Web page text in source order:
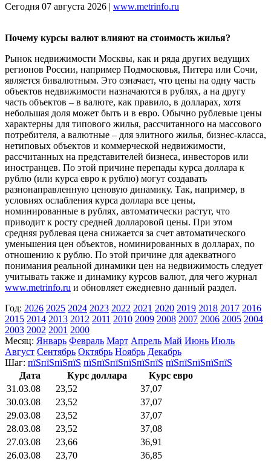
Сегодня 07 августа 2026 | www.metrinfo.ru
Почему курсы валют влияют на стоимость жилья?
Рынок недвижимости Москвы, как и ряда других ведущих
регионов России, например Подмосковья, Питера или Сочи,
является бивалютным. Это означает, что цены на одну часть
объектов недвижимости назначаются в рублях, а на другу
часть объектов – в валюте, как правило, в долларах, хотя
небольшая доля может быть и в евро. Обычно рублевые цены
характерны для типового жилья, рассчитанного на массового
потребителя, а валютные – для элитного жилья, бизнес-класса,
нетиповых объектов и коммерческой недвижимости,
рассчитанных на представителей бизнеса, инвесторов или
иностранцев. По этой причине перепады курса доллара к
рублю (или курса евро к рублю) могут создавать
разнонаправленную ценовую динамику. Так, например, в
условиях ослабления курса доллара все цены,
номинированные в рублях, автоматически растут, что
приводит к росту средней долларовой цены. При этом
средняя рублевая цена снижается за счет автоматического
уменьшения цен объектов, номинированных в долларах, по
отношению к рублю. По этой причине для адекватного
понимания реальной динамики цен на недвижимость следует
учитывать также и динамику курсов валют, для чего журнал
www.metrinfo.ru и обновляет ежедневно данный раздел.
Год: 2026 2025 2024 2023 2022 2021 2020 2019 2018 2017 2016
2015 2014 2013 2012 2011 2010 2009 2008 2007 2006 2005 2004
2003 2002 2001 2000
Месяц: Январь Февраль Март Апрель Май Июнь Июль
Август Сентябрь Октябрь Ноябрь Декабрь
Шаг: пїЅпїЅпїЅпїЅ пїЅпїЅпїЅпїЅпїЅпїЅ пїЅпїЅпїЅпїЅпїЅ
Дата
Курс доллара
Курс евро
31.03.08
23,52
37,07
30.03.08
23,52
37,07
29.03.08
23,52
37,07
28.03.08
23,52
37,08
27.03.08
23,66
36,91
26.03.08
23,70
36,85